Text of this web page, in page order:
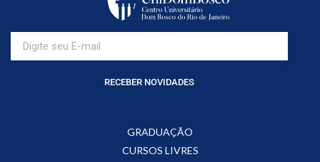
RECEBER NOVIDADES
GRADUAÇÃO
CURSOS LIVRES